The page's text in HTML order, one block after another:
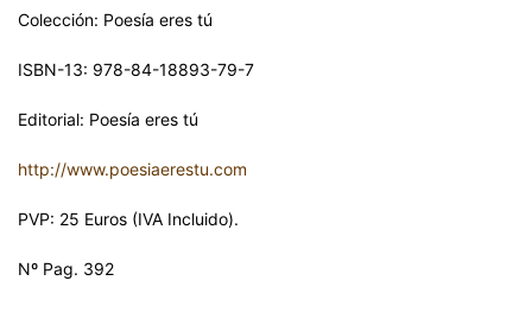
Colección: Poesía eres tú
ISBN-13: 978-84-18893-79-7
Editorial: Poesía eres tú
http://www.poesiaerestu.com
PVP: 25 Euros (IVA Incluido).
Nº Pag. 392